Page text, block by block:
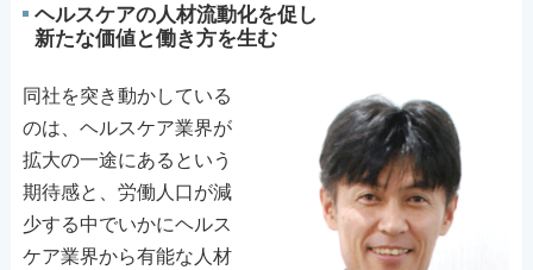
ヘルスケアの人材流動化を促し
新たな価値と働き方を生む
同社を突き動かしている
のは、ヘルスケア業界が
拡大の一途にあるという
期待感と、労働人口が減
少する中でいかにヘルス
ケア業界から有能な人材